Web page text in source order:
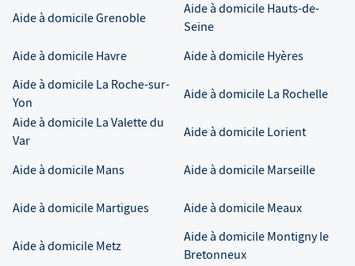
Aide à domicileGrenoble
Aide à domicile Hauts-de-
Seine
Aide à domicile Havre Aide à domicile Hyères
Aide à domicile La Roche-sur-
Yon
Aide à domicile La Rochelle
Aide à domicile La Valette du
Var
Aide à domicile Lorient
Aide à domicile Mans Aide à domicile Marseille
Aide à domicile Martigues Aide à domicile Meaux
Aide à domicile Metz
Aide à domicile Montigny le
Bretonneux